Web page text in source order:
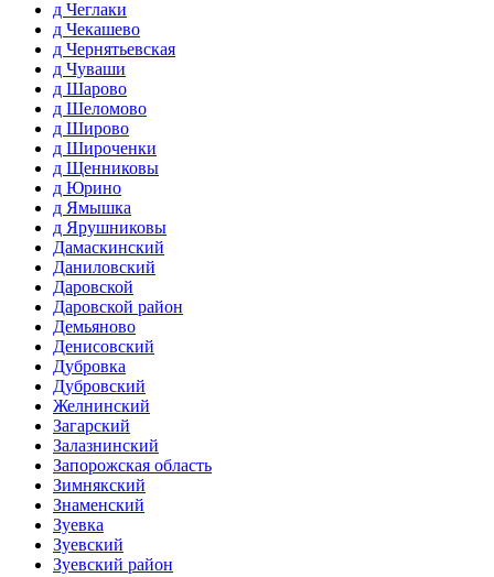
д Чеглаки
д Чекашево
д Чернятьевская
д Чуваши
д Шарово
д Шеломово
д Широво
д Широченки
д Щенниковы
д Юрино
д Ямышка
д Ярушниковы
Дамаскинский
Даниловский
Даровской
Даровской район
Демьяново
Денисовский
Дубровка
Дубровский
Желнинский
Загарский
Залазнинский
Запорожская область
Зимнякский
Знаменский
Зуевка
Зуевский
Зуевский район